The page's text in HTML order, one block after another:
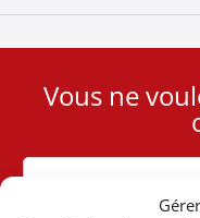
User
Cookie
Vous ne